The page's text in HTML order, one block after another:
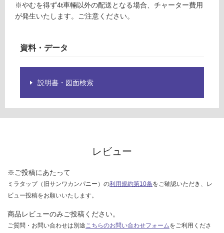
い
な
※やむを得ず4t車輛以外の配送となる場合、チャーター費用
が発生いたします。ご注意ください。
資料・データ
説明書・図面検索
レビュー
※ご投稿にあたって
ミラタップ（旧サンワカンパニー）の利用規約第10条をご確認いただき、レ
ビュー投稿をお願いいたします。
商品レビューのみご投稿ください。
ご質問・お問い合わせは別途 こちらのお問い合わせフォームをご利用くださ